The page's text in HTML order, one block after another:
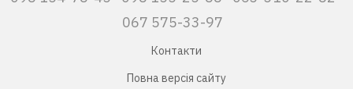
067 575-33-97
Контакти
Повна версія сайту